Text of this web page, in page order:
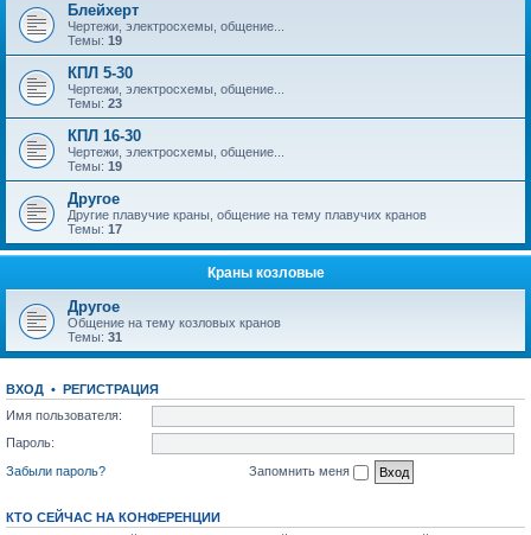
Блейхерт
Чертежи, электросхемы, общение...
Темы: 19
КПЛ 5-30
Чертежи, электросхемы, общение...
Темы: 23
КПЛ 16-30
Чертежи, электросхемы, общение...
Темы: 19
Другое
Другие плавучие краны, общение на тему плавучих кранов
Темы: 17
Краны козловые
Другое
Общение на тему козловых кранов
Темы: 31
ВХОД • РЕГИСТРАЦИЯ
Имя пользователя:
Пароль:
Забыли пароль?
Запомнить меня
КТО СЕЙЧАС НА КОНФЕРЕНЦИИ